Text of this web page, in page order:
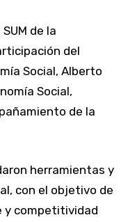
de la
del
Social, Alberto
Social,
de la
herramientas y
con el objetivo de
y competitividad